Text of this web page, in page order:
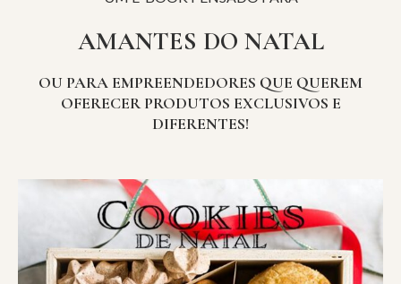
AMANTES DO NATAL
OU PARA EMPREENDEDORES QUE QUEREM
OFERECER PRODUTOS EXCLUSIVOS E
DIFERENTES!